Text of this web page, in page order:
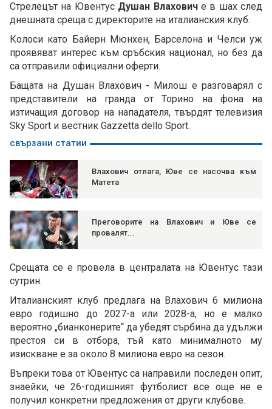
Стрелецът на Ювентус Душан Влаховиче в шах след
днешната среща с директорите на италианския клуб.
Колоси като Байерн Мюнхен, Барселона и Челси уж
проявяват интерес към сръбския национал, но без да
са отправили официални оферти.
Бащата на Душан Влахович - Милош е разговарял с
представители на гранда от Торино на фона на
изтичащия договор на нападателя, твърдят телевизия
Sky Sport и вестник Gazzetta dello Sport.
свързани статии
Влахович отлага, Юве се насочва към
Матета
Преговорите на Влахович и Юве се
провалят...
Срещата се е провела в централата на Ювентус тази
сутрин.
Италианският клуб предлага на Влахович 6 милиона
евро годишно до 2027-а или 2028-а, но е малко
вероятно „бианконерите“ да убедят сърбина да удължи
престоя си в отбора, тъй като минималното му
изискване е за около 8 милиона евро на сезон.
Въпреки това от Ювентус са направили последен опит,
знаейки, че 26-годишният футболист все още не е
получил конкретни предложения от други клубове.